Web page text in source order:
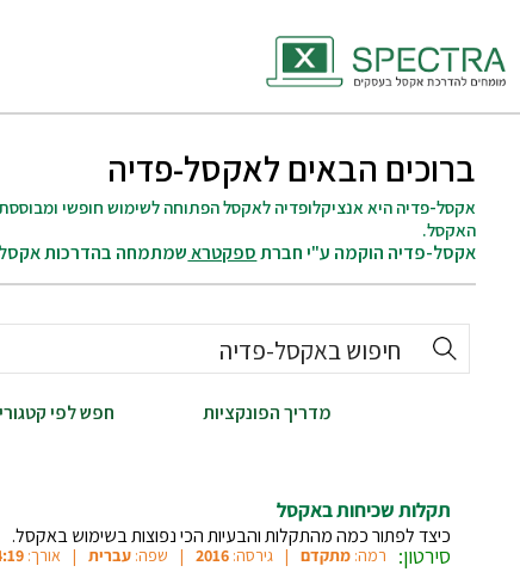
ברוכים הבאים לאקסל-פדיה
אקסל-פדיה היא אנציקלופדיה לאקסל הפתוחה לשימוש חופשי
האקסל.
אקסל-פדיה הוקמה ע"י חברתספקטראשמתמחה בהדרכות אקסל
מדריך הפונקציות חפש לפי
תקלות שכיחות באקסל
כיצד לפתור כמה מהתקלות והבעיות הכי נפוצות בשימוש באקסל.
סירטון: רמה: מתקדם גירסה: 2016 שפה: עברית אורך: